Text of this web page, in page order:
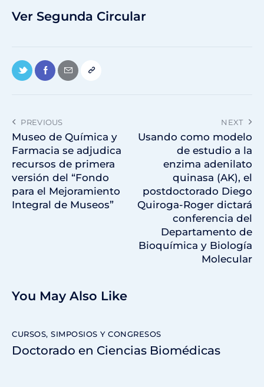
Ver Segunda Circular
PREVIOUS
Museo de Química y
Farmacia se adjudica
recursos de primera
versión del “Fondo
para el Mejoramiento
Integral de Museos”
NEXT
Usando como modelo
de estudio a la
enzima adenilato
quinasa (AK), el
postdoctorado Diego
Quiroga-Roger dictará
conferencia del
Departamento de
Bioquímica y Biología
Molecular
You May Also Like
CURSOS, SIMPOSIOS Y CONGRESOS
Doctorado en Ciencias Biomédicas